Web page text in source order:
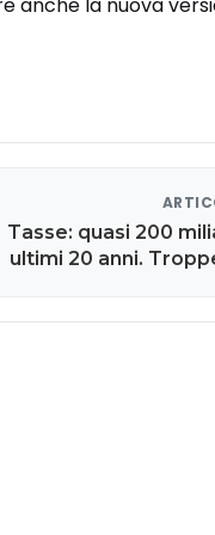
Tasse: quasi 200
ultimi 20 anni.